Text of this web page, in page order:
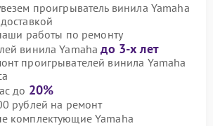
проигрыватель винила Yamaha
работы по ремонту
винила Yamahaдо 3-х лет
проигрывателей винила Yamaha
до 20%
рублей на ремонт
комплектующие Yamaha